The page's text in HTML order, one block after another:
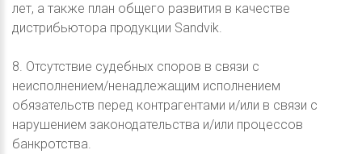
лет, а также план общего развития в качестве
дистрибьютора продукции Sandvik.
8. Отсутствие судебных споров в связи с
неисполнением/ненадлежащим исполнением
обязательств перед контрагентами и/или в связи с
нарушением законодательства и/или процессов
банкротства.